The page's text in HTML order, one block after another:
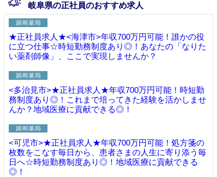
岐阜県の正社員のおすすめ求人
★正社員求人★<海津市>年収700万円可能！誰かの役
に立つ仕事☆時短勤務制度あり◎！あなたの「なりた
い薬剤師像」、ここで実現しませんか？
<多治見市>★正社員求人★年収700万円可能！時短勤
務制度あり◎！これまで培ってきた経験を活かしませ
んか？地域医療に貢献できる◎！
<可児市>★正社員求人★年収700万円可能！処方箋の
枚数をこなす毎日から、患者さまの人生に寄り添う毎
日へ☆時短勤務制度あり◎！地域医療に貢献できる
◎！